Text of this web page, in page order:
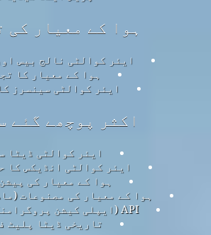
ہوا کے معیار کی
ایئر کوالٹی نالج بیس
ہوا کے معیار کا
ایئر کوالٹی سینسرز
اکثر پوچھے گئے
ایئر کوالٹی ڈیٹا
ایئر کوالٹی انڈیکس کا
ہوا کے معیار کی
ہوا کے معیار کی مصنوعات
API (ایپلی کیشن پروگرامنگ انٹرفیس)
تاریخی ڈیٹا پلیٹ